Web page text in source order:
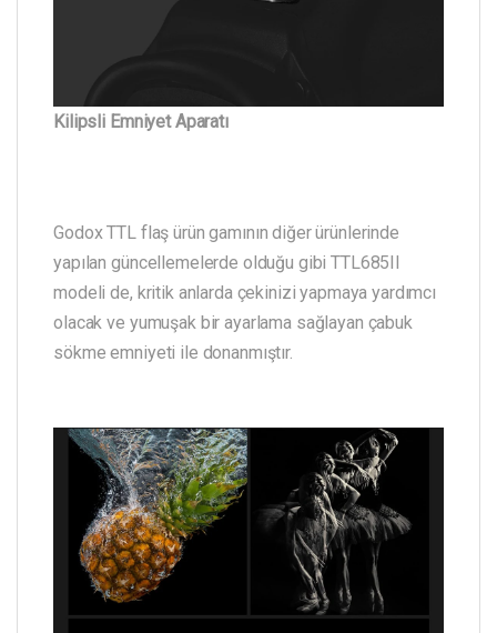
Kilipsli Emniyet Aparatı
Godox TTL flaş ürün gamının diğer ürünlerinde
yapılan güncellemelerde olduğu gibi TTL685II
modeli de, kritik anlarda çekinizi yapmaya yardımcı
olacak ve yumuşak bir ayarlama sağlayan çabuk
sökme emniyeti ile donanmıştır.